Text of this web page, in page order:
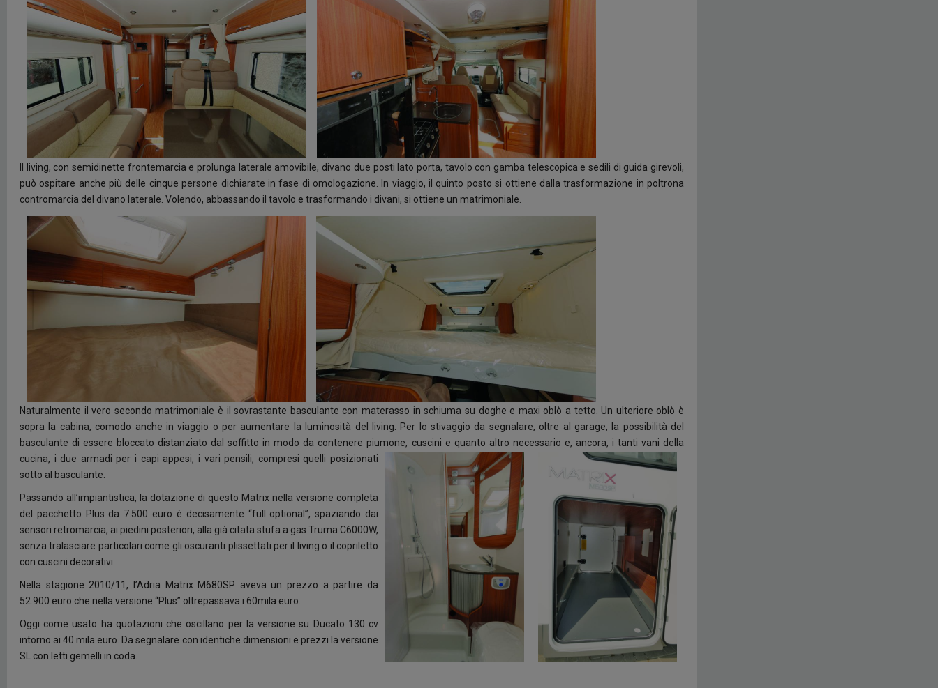
Il living, con semidinette frontemarcia e prolunga laterale amovibile, divano due posti lato porta, tavolo con gamba telescopica e sedili di guida girevoli,
può ospitare anche più delle cinque persone dichiarate in fase di omologazione. In viaggio, il quinto posto si ottiene dalla trasformazione in poltrona
contromarcia del divano laterale. Volendo, abbassando il tavolo e trasformando i divani, si ottiene un matrimoniale.
Naturalmente il vero secondo matrimoniale è il sovrastante basculante con materasso in schiuma su doghe e maxi oblò a tetto. Un ulteriore oblò è
sopra la cabina, comodo anche in viaggio o per aumentare la luminosità del living. Per lo stivaggio da segnalare, oltre al garage, la possibilità del
basculante di essere bloccato distanziato dal soffitto in modo da contenere piumone, cuscini e quanto altro necessario e, ancora, i tanti vani della
cucina, i due armadi per i capi appesi, i vari pensili, compresi quelli posizionati
sotto al basculante.
Passando all’impiantistica, la dotazione di questo Matrix nella versione completa
del pacchetto Plus da 7.500 euro è decisamente “full optional”, spaziando dai
sensori retromarcia, ai piedini posteriori, alla già citata stufa a gas Truma C6000W,
senza tralasciare particolari come gli oscuranti plissettati per il living o il copriletto
con cuscini decorativi.
Nella stagione 2010/11, l’Adria Matrix M680SP aveva un prezzo a partire da
52.900 euro che nella versione “Plus” oltrepassava i 60mila euro.
Oggi come usato ha quotazioni che oscillano per la versione su Ducato 130 cv
intorno ai 40 mila euro. Da segnalare con identiche dimensioni e prezzi la versione
SL con letti gemelli in coda.